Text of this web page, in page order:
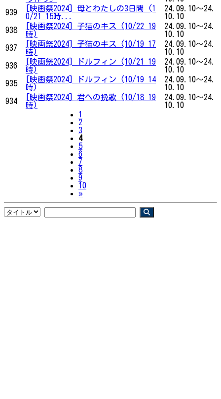
939
[映画祭2024] 母とわたしの3日間 (1
0/21 15時...
24.09.10～24.
10.10
938
[映画祭2024] 子猫のキス (10/22 19
時)
24.09.10～24.
10.10
937
[映画祭2024] 子猫のキス (10/19 17
時)
24.09.10～24.
10.10
936
[映画祭2024] ドルフィン (10/21 19
時)
24.09.10～24.
10.10
935
[映画祭2024] ドルフィン (10/19 14
時)
24.09.10～24.
10.10
934
[映画祭2024] 君への挽歌 (10/18 19
時)
24.09.10～24.
10.10
1
2
3
4
5
6
7
8
9
10
»Next